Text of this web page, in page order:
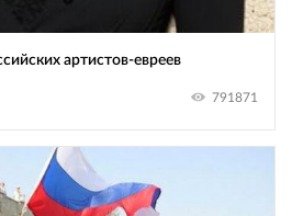
артистов-евреев
791871